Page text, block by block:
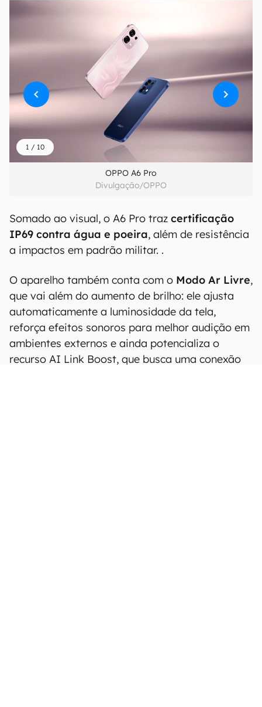
1 / 10
OPPO A6 Pro
Divulgação/OPPO
Somado ao visual, o A6 Pro traz certificação
IP69 contra água e poeira, além de resistência
a impactos em padrão militar. .
O aparelho também conta com o Modo Ar Livre,
que vai além do aumento de brilho: ele ajusta
automaticamente a luminosidade da tela,
reforça efeitos sonoros para melhor audição em
ambientes externos e ainda potencializa o
recurso AI Link Boost, que busca uma conexão